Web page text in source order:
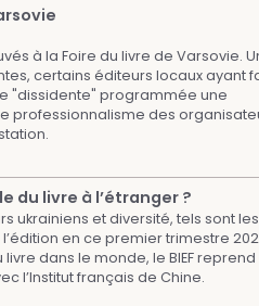
à la Foire du livre de Varsovie.
certains éditeurs locaux ayant
"dissidente" programmée une
professionnalisme des
du livre à l’étranger ?
ukrainiens et diversité, tels sont les
en ce premier trimestre
dans le monde, le BIEF reprend
l’Institut français de Chine.